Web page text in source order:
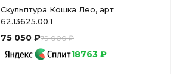
Скульптура Кошка Лео, арт
62.13625.00.1
75 050 ₽79 000 ₽
18763 ₽